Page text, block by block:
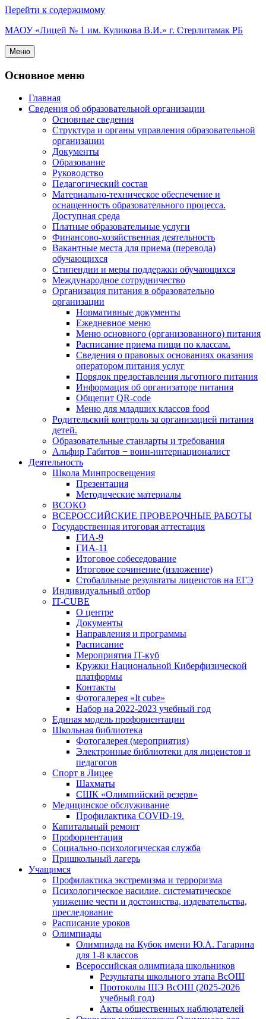
Перейти к содержимому
МАОУ «Лицей № 1 им. Куликова В.И.» г. Стерлитамак РБ
Меню
Основное меню
Главная
Сведения об образовательной организации
Основные сведения
Структура и органы управления образовательной
организации
Документы
Образование
Руководство
Педагогический состав
Материально-техническое обеспечение и
оснащенность образовательного процесса.
Доступная среда
Платные образовательные услуги
Финансово-хозяйственная деятельность
Вакантные места для приема (перевода)
обучающихся
Стипендии и меры поддержки обучающихся
Международное сотрудничество
Организация питания в образовательно
организации
Нормативные документы
Ежедневное меню
Меню основного (организованного) питания
Расписание приема пищи по классам.
Сведения о правовых основаниях оказания
оператором питания услуг
Порядок предоставления льготного питания
Информация об организаторе питания
Общепит QR-code
Меню для младших классов food
Родительский контроль за организацией питания
детей.
Образовательные стандарты и требования
Альфир Габитов − воин-интернационалист
Деятельность
Школа Минпросвещения
Презентация
Методические материалы
ВСОКО
ВСЕРОССИЙСКИЕ ПРОВЕРОЧНЫЕ РАБОТЫ
Государственная итоговая аттестация
ГИА-9
ГИА-11
Итоговое собеседование
Итоговое сочинение (изложение)
Стобалльные результаты лицеистов на ЕГЭ
Индивидуальный отбор
IT-CUBE
О центре
Документы
Направления и программы
Расписание
Мероприятия IT-куб
Кружки Национальной Киберфизической
платформы
Контакты
Фотогалерея «It cube»
Набор на 2022-2023 учебный год
Единая модель профориентации
Школьная библиотека
Фотогалерея (мероприятия)
Электронные библиотеки для лицеистов и
педагогов
Спорт в Лицее
Шахматы
СШК «Олимпийский резерв»
Медицинское обслуживание
Профилактика COVID-19.
Капитальный ремонт
Профориентация
Социально-психологическая служба
Пришкольный лагерь
Учащимся
Профилактика экстремизма и терроризма
Психологическое насилие, систематическое
унижение чести и достоинства, издевательства,
преследование
Расписание уроков
Олимпиады
Олимпиада на Кубок имени Ю.А. Гагарина
для 1-8 классов
Всероссийская олимпиада школьников
Результаты школьного этапа ВсОШ
Протоколы ШЭ ВсОШ (2025-2026
учебный год)
Акты общественных наблюдателей